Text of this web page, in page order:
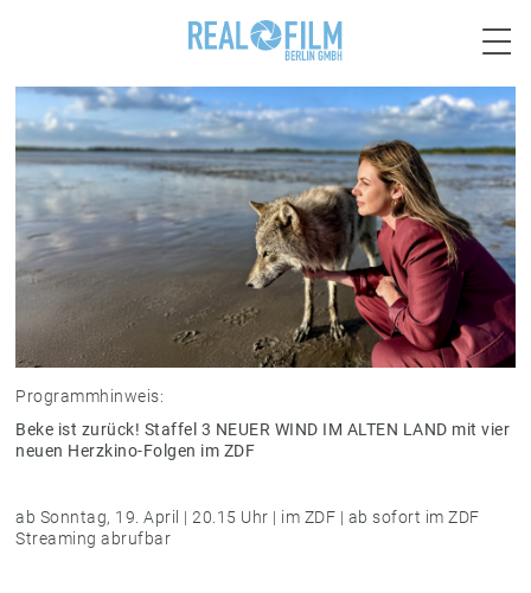

Programmhinweis:
Beke ist zurück! Staffel 3 NEUER WIND IM ALTEN LAND mit vier
neuen Herzkino-Folgen im ZDF
ab Sonntag, 19. April | 20.15 Uhr | im ZDF | ab sofort im ZDF
Streaming abrufbar